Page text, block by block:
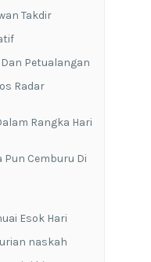
Takdir
Petualangan
Radar
Rangka Hari
Pun Cemburu Di
Esok Hari
naskah